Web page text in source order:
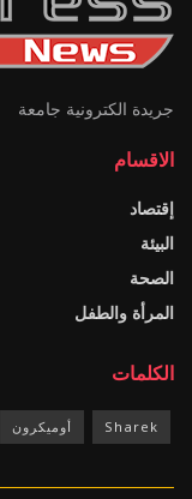
جريدة الكترونية جامعة
الاقسام
إقتصاد
البيئة
الصحة
المرأة والطفل
الكلمات
Sharek أوميكرون